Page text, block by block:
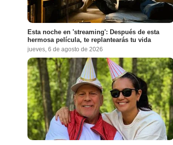
Esta noche en 'streaming': Después de esta
hermosa película, te replantearás tu vida
jueves, 6 de agosto de 2026